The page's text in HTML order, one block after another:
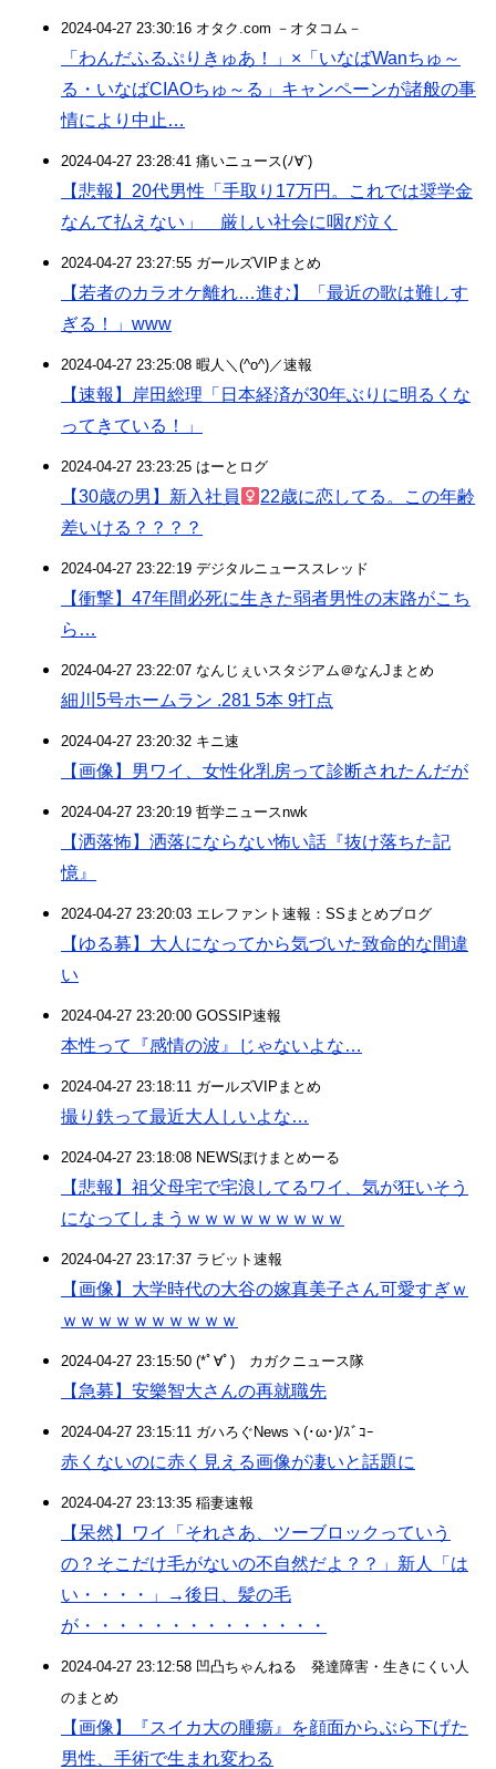
2024-04-27 23:30:16 オタク.com －オタコム－
「わんだふるぷりきゅあ！」×「いなばWanちゅ～
る・いなばCIAOちゅ～る」キャンペーンが諸般の事
情により中止…
2024-04-27 23:28:41 痛いニュース(ﾉ∀`)
【悲報】20代男性「手取り17万円。これでは奨学金
なんて払えない」 厳しい社会に咽び泣く
2024-04-27 23:27:55 ガールズVIPまとめ
【若者のカラオケ離れ…進む】「最近の歌は難しす
ぎる！」www
2024-04-27 23:25:08 暇人＼(^o^)／速報
【速報】岸田総理「日本経済が30年ぶりに明るくな
ってきている！」
2024-04-27 23:23:25 はーとログ
【30歳の男】新入社員
22歳に恋してる。この年齢
差いける？？？？
2024-04-27 23:22:19 デジタルニューススレッド
【衝撃】47年間必死に生きた弱者男性の末路がこち
ら…
2024-04-27 23:22:07 なんじぇいスタジアム＠なんJまとめ
細川5号ホームラン .281 5本 9打点
2024-04-27 23:20:32 キニ速
【画像】男ワイ、女性化乳房って診断されたんだが
2024-04-27 23:20:19 哲学ニュースnwk
【洒落怖】洒落にならない怖い話『抜け落ちた記
憶』
2024-04-27 23:20:03 エレファント速報：SSまとめブログ
【ゆる募】大人になってから気づいた致命的な間違
い
2024-04-27 23:20:00 GOSSIP速報
本性って『感情の波』じゃないよな…
2024-04-27 23:18:11 ガールズVIPまとめ
撮り鉄って最近大人しいよな…
2024-04-27 23:18:08 NEWSぽけまとめーる
【悲報】祖父母宅で宅浪してるワイ、気が狂いそう
になってしまうｗｗｗｗｗｗｗｗｗ
2024-04-27 23:17:37 ラビット速報
【画像】大学時代の大谷の嫁真美子さん可愛すぎｗ
ｗｗｗｗｗｗｗｗｗｗ
2024-04-27 23:15:50 (*ﾟ∀ﾟ)ゞカガクニュース隊
【急募】安樂智大さんの再就職先
2024-04-27 23:15:11 ガハろぐNewsヽ(･ω･)/ｽﾞｺｰ
赤くないのに赤く見える画像が凄いと話題に
2024-04-27 23:13:35 稲妻速報
【呆然】ワイ「それさあ、ツーブロックっていう
の？そこだけ毛がないの不自然だよ？？」新人「は
い・・・・」→後日、髪の毛
が・・・・・・・・・・・・・・
2024-04-27 23:12:58 凹凸ちゃんねる 発達障害・生きにくい人
のまとめ
【画像】『スイカ大の腫瘍』を顔面からぶら下げた
男性、手術で生まれ変わる